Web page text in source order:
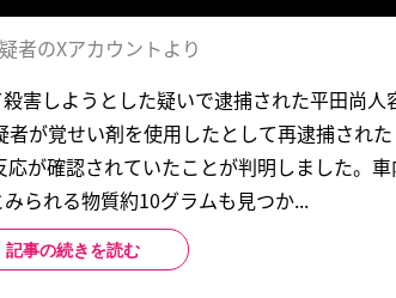
者のXアカウントより
害しようとした疑いで逮捕された平田尚人
が覚せい剤を使用したとして再逮捕され
が確認されていたことが判明しました。
られる物質約10グラムも見つか...
記事の続きを読む